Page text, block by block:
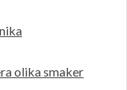
olika smaker